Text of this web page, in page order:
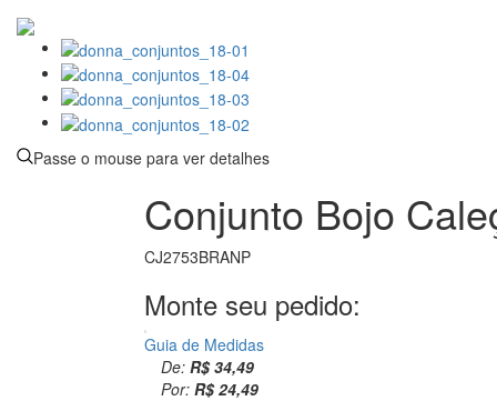
Passe o mouse para ver detalhes
Conjunto Bojo
CJ2753BRANP
Monte seu pedido:
Guia de Medidas
De: R$ 34,49
Por: R$ 24,49